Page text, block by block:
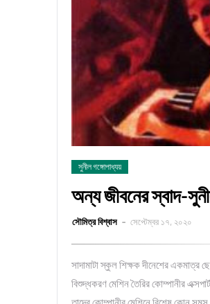
সুনীল গঙ্গোপাধ্যয়
অন্য জীবনের স্বাদ-
সৌমিত্র বিশ্বাস সেপ্টেম্বর ১৭, ২০২০
সাদামাটা স্কুল শিক্ষক দীনেশের
বিশুদ্ধকরণ মেশিন তৈরির কোম্পানীর